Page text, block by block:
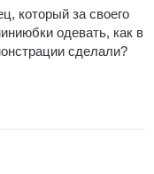
который за своего
одевать, как в
сделали?